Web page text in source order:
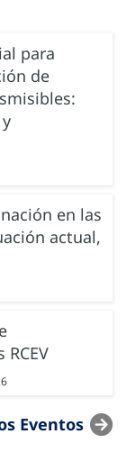
para
de
en las
actual,
Eventos